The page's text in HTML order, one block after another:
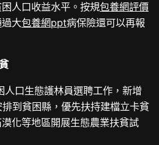
人口收益水平。按規包養網評價
大包養網ppt病保險還可以再報
口生態護林員選聘工作，新增
排到貧困縣，優先扶持建檔立卡貧
化等地區開展生態農業扶貧試